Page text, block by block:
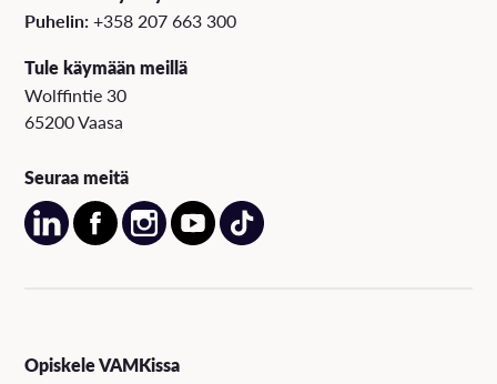
Puhelin:+358 207 663 300
Tule käymään meillä
Wolffintie 30
65200 Vaasa
Seuraa meitä
Opiskele VAMKissa